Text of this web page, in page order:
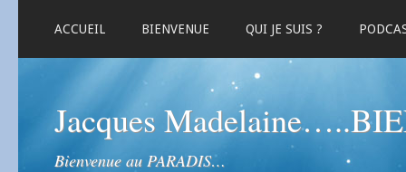
ACCUEIL BIENVENUE QUI JE SUIS ?
Jacques
Bienvenue au PARADIS…